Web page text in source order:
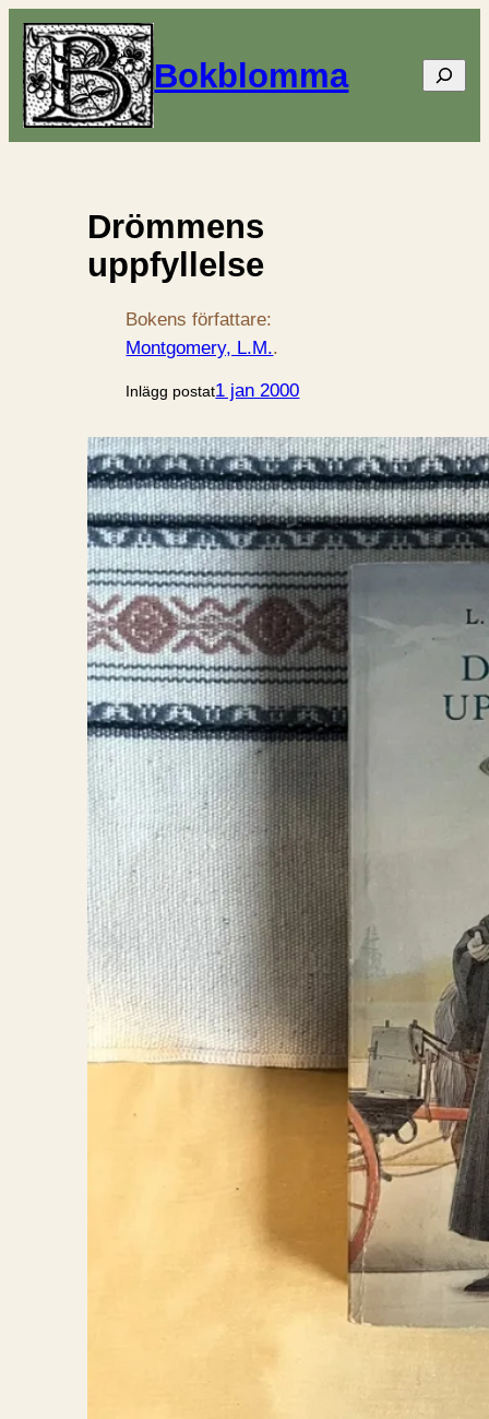
Bokblomma Sök
Drömmens
uppfyllelse
Bokens författare:
Montgomery, L.M..
Inlägg postat1 jan 2000